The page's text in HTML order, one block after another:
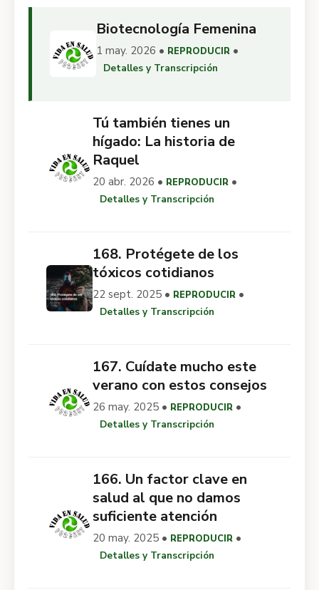
Biotecnología Femenina
1 may. 2026 • REPRODUCIR •
Detalles y Transcripción
Tú también tienes un
hígado: La historia de
Raquel
20 abr. 2026 • REPRODUCIR •
Detalles y Transcripción
168. Protégete de los
tóxicos cotidianos
22 sept. 2025 • REPRODUCIR •
Detalles y Transcripción
167. Cuídate mucho este
verano con estos consejos
26 may. 2025 • REPRODUCIR •
Detalles y Transcripción
166. Un factor clave en
salud al que no damos
suficiente atención
20 may. 2025 • REPRODUCIR •
Detalles y Transcripción